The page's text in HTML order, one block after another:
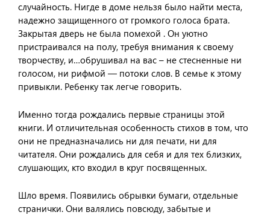
случайность. Нигде в доме нельзя было найти места,
надежно защищенного от громкого голоса брата.
Закрытая дверь не была помехой . Он уютно
пристраивался на полу, требуя внимания к своему
творчеству, и…обрушивал на вас – не стесненные ни
голосом, ни рифмой — потоки слов. В семье к этому
привыкли. Ребенку так легче говорить.
Именно тогда рождались первые страницы этой
книги. И отличительная особенность стихов в том, что
они не предназначались ни для печати, ни для
читателя. Они рождались для себя и для тех близких,
слушающих, кто входил в круг посвященных.
Шло время. Появились обрывки бумаги, отдельные
странички. Они валялись повсюду, забытые и